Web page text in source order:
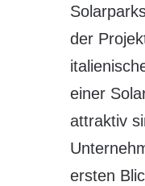
der
einer
attraktiv
ersten